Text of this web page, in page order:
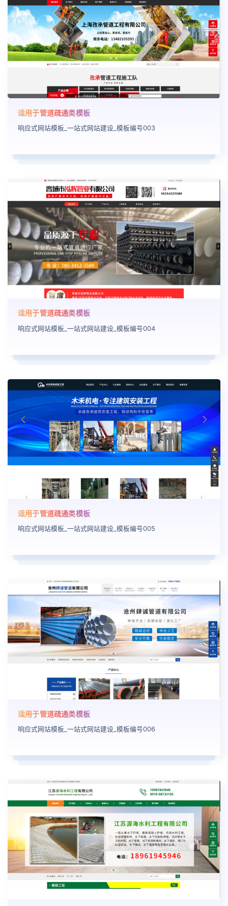
适用于管道疏通类模板
响应式网站模板_一站式网站建设_模板编号003
适用于管道疏通类模板
响应式网站模板_一站式网站建设_模板编号004
适用于管道疏通类模板
响应式网站模板_一站式网站建设_模板编号005
适用于管道疏通类模板
响应式网站模板_一站式网站建设_模板编号006